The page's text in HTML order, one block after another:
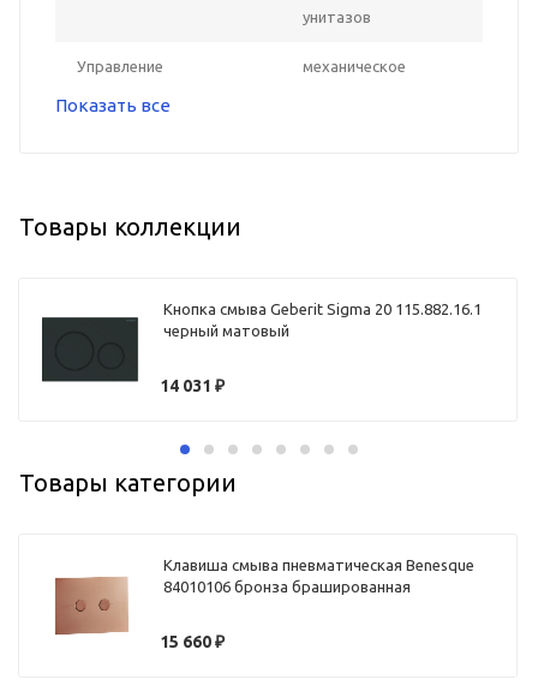
унитазов
Управление механическое
Показать все
Товары коллекции
Кнопка смыва Geberit Sigma 20 115.882.16.1
черный матовый
14 031 ₽
Товары категории
Клавиша смыва пневматическая Benesque
84010106 бронза брашированная
15 660₽